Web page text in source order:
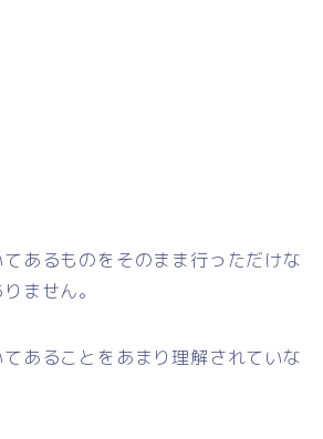
あるものをそのまま行っただけな
ません。
あることをあまり理解されていな